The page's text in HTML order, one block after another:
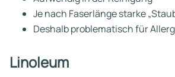
Je nach Faserlänge starke
Deshalb problematisch für
Linoleum